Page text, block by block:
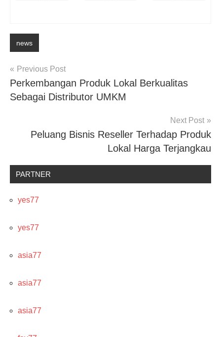
news
Post
navigation
Previous Post
Perkembangan Produk Lokal Berkualitas
Sebagai Distributor UMKM
Next Post
Peluang Bisnis Reseller Terhadap Produk
Lokal Harga Terjangkau
PARTNER
yes77
yes77
asia77
asia77
asia77